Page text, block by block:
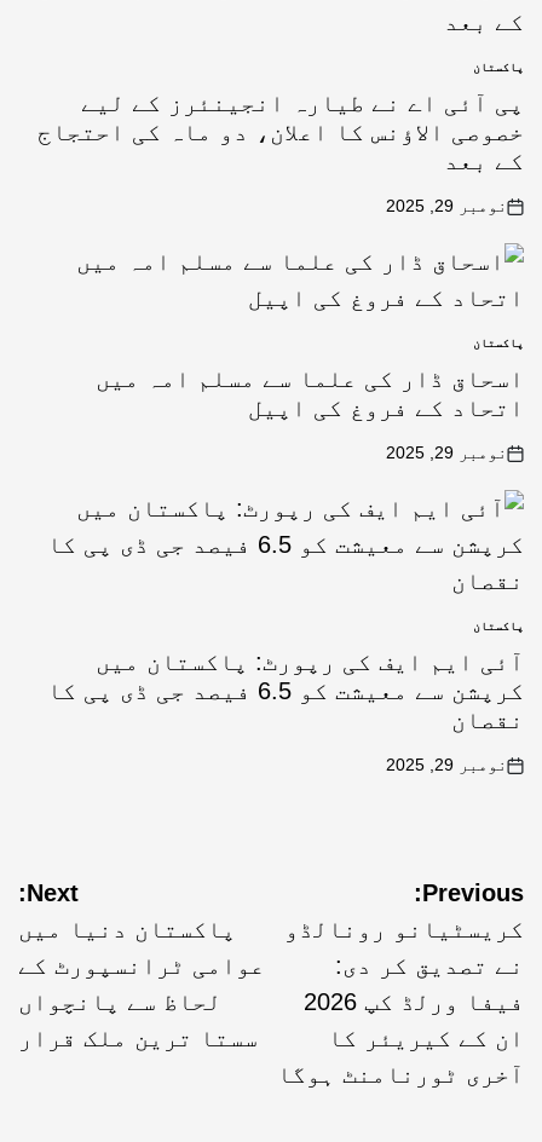
پاکستان
پی آئی اے نے طیارہ انجینئرز کے لیے
خصوصی الاؤنس کا اعلان، دو ماہ کی احتجاج
کے بعد
نومبر 29, 2025
پاکستان
اسحاق ڈار کی علما سے مسلم امہ میں
اتحاد کے فروغ کی اپیل
نومبر 29, 2025
پاکستان
آئی ایم ایف کی رپورٹ: پاکستان میں
کرپشن سے معیشت کو 6.5 فیصد جی ڈی پی کا
نقصان
نومبر 29, 2025
Previous:
کریسٹیانو رونالڈو
نے تصدیق کر دی:
فیفا ورلڈ کپ 2026
ان کے کیریئر کا
آخری ٹورنامنٹ ہوگا
Next:
پاکستان دنیا میں
عوامی ٹرانسپورٹ کے
لحاظ سے پانچواں
سستا ترین ملک قرار